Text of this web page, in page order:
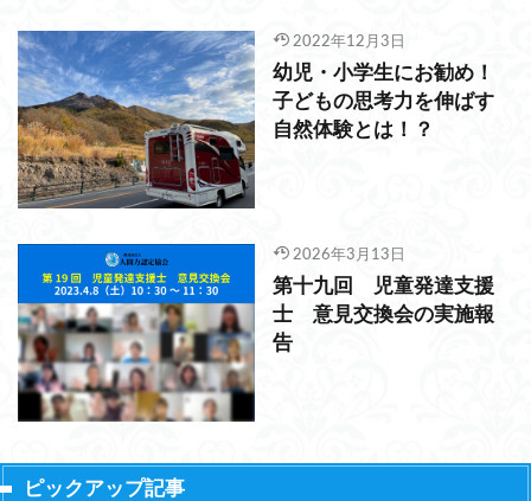
2022年12月3日
幼児・小学生にお勧め！
子どもの思考力を伸ばす
自然体験とは！？
2026年3月13日
第十九回 児童発達支援
士 意見交換会の実施報
告
ピックアップ記事